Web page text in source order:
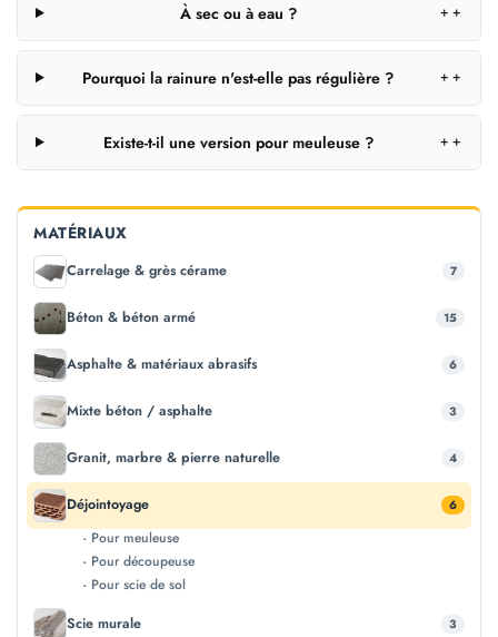
À sec ou à eau ? ＋
Pourquoi la rainure n'est-elle pas régulière ? ＋
Existe-t-il une version pour meuleuse ? ＋
MATÉRIAUX
Carrelage & grès cérame 7
Béton & béton armé 15
Asphalte & matériaux abrasifs 6
Mixte béton / asphalte 3
Granit, marbre & pierre naturelle 4
Déjointoyage 6
- Pour meuleuse
- Pour découpeuse
- Pour scie de sol
Scie murale
3